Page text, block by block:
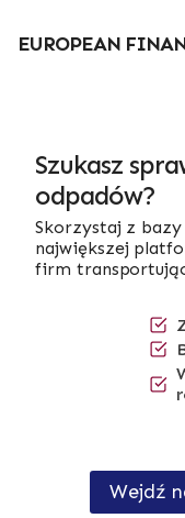
treści
EUROPEAN
Szukasz
odpadów?
Skorzystaj z
największej
firm
Wejdź